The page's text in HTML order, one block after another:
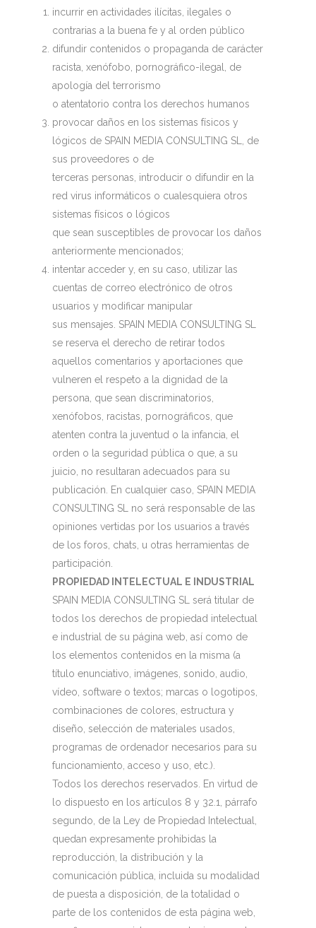
incurrir en actividades ilícitas, ilegales o
contrarias a la buena fe y al orden público
difundir contenidos o propaganda de carácter
racista, xenófobo, pornográfico-ilegal, de
apología del terrorismo
o atentatorio contra los derechos humanos
provocar daños en los sistemas físicos y
lógicos de SPAIN MEDIA CONSULTING SL, de
sus proveedores o de
terceras personas, introducir o difundir en la
red virus informáticos o cualesquiera otros
sistemas físicos o lógicos
que sean susceptibles de provocar los daños
anteriormente mencionados;
intentar acceder y, en su caso, utilizar las
cuentas de correo electrónico de otros
usuarios y modificar manipular
sus mensajes. SPAIN MEDIA CONSULTING SL
se reserva el derecho de retirar todos
aquellos comentarios y aportaciones que
vulneren el respeto a la dignidad de la
persona, que sean discriminatorios,
xenófobos, racistas, pornográficos, que
atenten contra la juventud o la infancia, el
orden o la seguridad pública o que, a su
juicio, no resultaran adecuados para su
publicación. En cualquier caso, SPAIN MEDIA
CONSULTING SL no será responsable de las
opiniones vertidas por los usuarios a través
de los foros, chats, u otras herramientas de
participación.
PROPIEDAD INTELECTUAL E INDUSTRIAL
SPAIN MEDIA CONSULTING SL será titular de
todos los derechos de propiedad intelectual
e industrial de su página web, así como de
los elementos contenidos en la misma (a
título enunciativo, imágenes, sonido, audio,
vídeo, software o textos; marcas o logotipos,
combinaciones de colores, estructura y
diseño, selección de materiales usados,
programas de ordenador necesarios para su
funcionamiento, acceso y uso, etc.).
Todos los derechos reservados. En virtud de
lo dispuesto en los artículos 8 y 32.1, párrafo
segundo, de la Ley de Propiedad Intelectual,
quedan expresamente prohibidas la
reproducción, la distribución y la
comunicación pública, incluida su modalidad
de puesta a disposición, de la totalidad o
parte de los contenidos de esta página web,